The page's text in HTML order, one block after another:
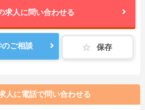
求人に問い合わせる
のご相談 保存
人に電話で問い合わせる